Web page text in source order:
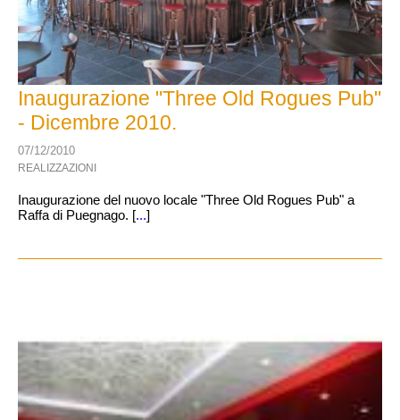
Inaugurazione "Three Old Rogues Pub"
- Dicembre 2010.
07/12/2010
REALIZZAZIONI
Inaugurazione del nuovo locale "Three Old Rogues Pub" a
Raffa di Puegnago. [...]